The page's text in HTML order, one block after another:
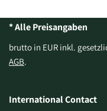
* Alle Preisangaben
brutto in EUR inkl.
AGB.
International Contact